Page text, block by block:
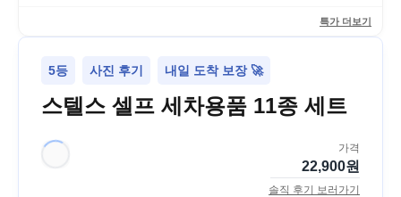
특가 더보기
5등 사진 후기 내일 도착 보장 🚀
스텔스 셀프 세차용품 11종 세트
가격
22,900원
솔직 후기 보러가기